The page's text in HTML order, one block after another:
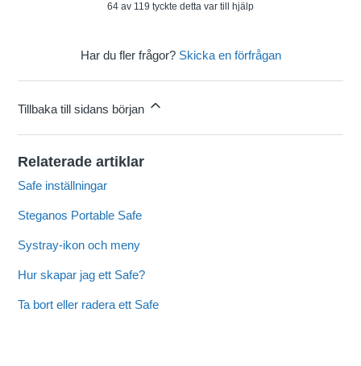
64 av 119 tyckte detta var till hjälp
Har du fler frågor? Skicka en förfrågan
Tillbaka till sidans början
Relaterade artiklar
Safe inställningar
Steganos Portable Safe
Systray-ikon och meny
Hur skapar jag ett Safe?
Ta bort eller radera ett Safe